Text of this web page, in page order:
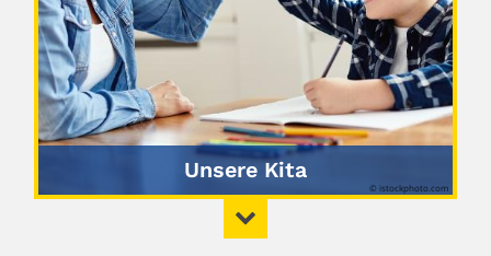
Unsere Kita
© istockphoto.com